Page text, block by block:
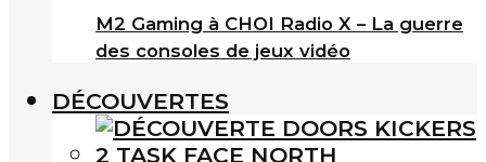
M2 Gaming à CHOI Radio X – La guerre
des consoles de jeux vidéo
DÉCOUVERTES